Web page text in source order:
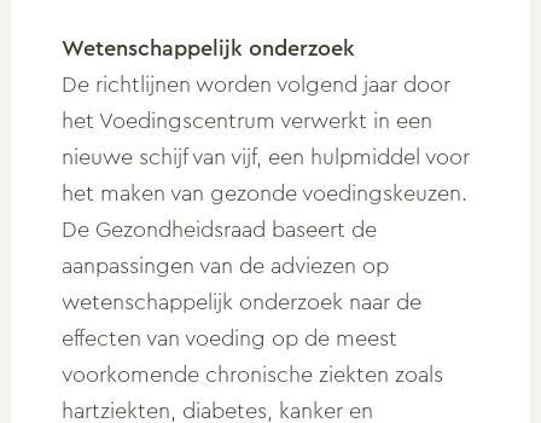
Wetenschappelijk onderzoek
De richtlijnen worden volgend jaar door
het Voedingscentrum verwerkt in een
nieuwe schijf van vijf, een hulpmiddel voor
het maken van gezonde voedingskeuzen.
De Gezondheidsraad baseert de
aanpassingen van de adviezen op
wetenschappelijk onderzoek naar de
effecten van voeding op de meest
voorkomende chronische ziekten zoals
hartziekten, diabetes, kanker en